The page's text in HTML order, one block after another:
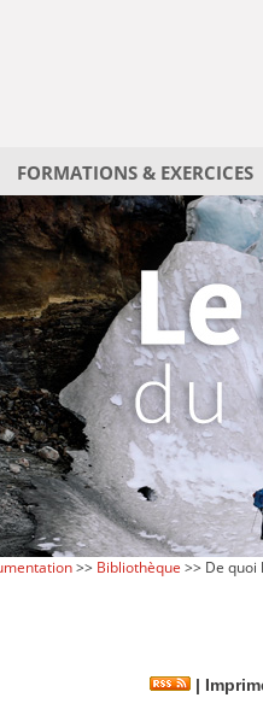
FORMATIONS & EXERCICES
>> Bibliothèque >> De quoi